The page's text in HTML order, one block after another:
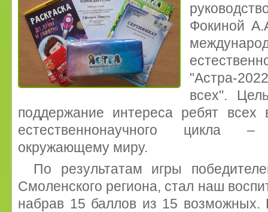
Фокиной
"Астра-
всех".
поддержание интереса ребят всех
естественнонаучного цикла
окружающему миру.
По результатам игры
Смоленского региона, стал наш
набрав 15 баллов из 15 возможных.